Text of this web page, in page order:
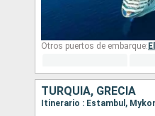
Otros puertos de embarque:
TURQUÍA, GRECIA
Itinerario : Estambul,